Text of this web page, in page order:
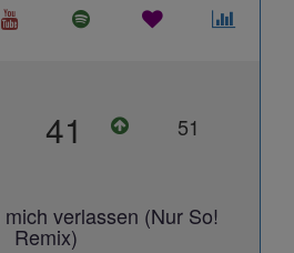
41 51
verlassen (Nur So!
Remix)